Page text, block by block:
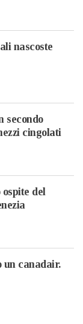
nascoste
secondo
cingolati
del
un canadair.